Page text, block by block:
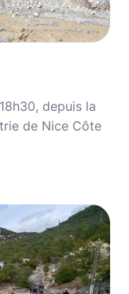
depuis la
de Nice Côte